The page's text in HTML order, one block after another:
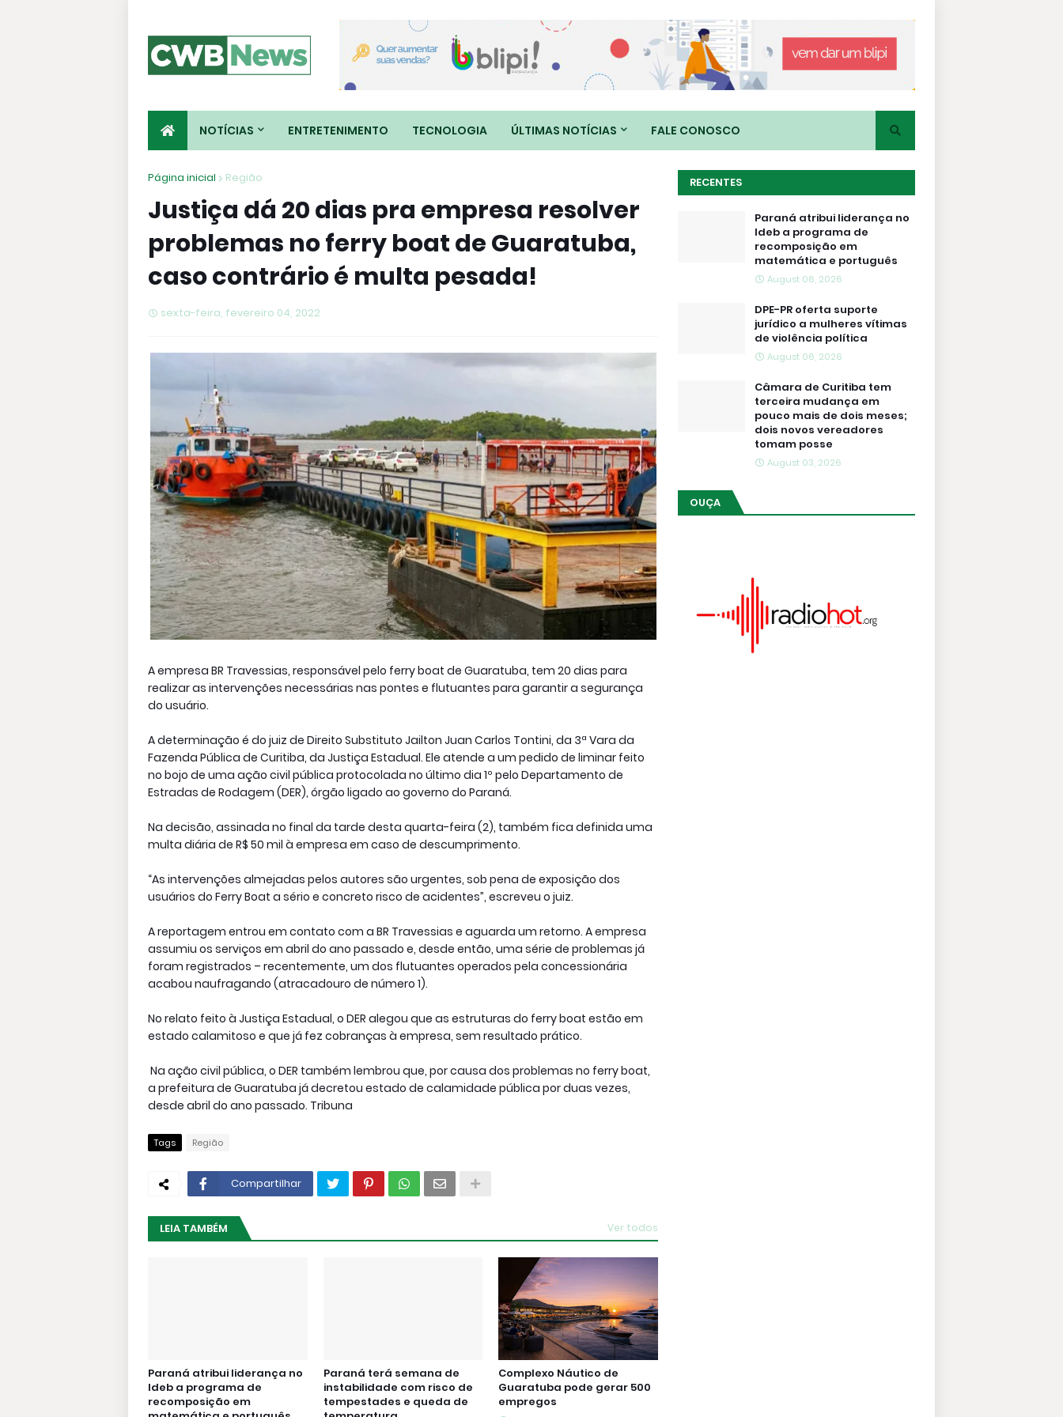
NOTÍCIAS ENTRETENIMENTO TECNOLOGIA ÚLTIMAS NOTÍCIAS FALE CONOSCO
Página inicial Região
Justiça dá 20 dias pra empresa resolver
problemas no ferry boat de Guaratuba,
caso contrário é multa pesada!
sexta-feira, fevereiro 04, 2022
A empresa BR Travessias, responsável pelo ferry boat de Guaratuba, tem 20 dias para
realizar as intervenções necessárias nas pontes e flutuantes para garantir a segurança
do usuário.
A determinação é do juiz de Direito Substituto Jailton Juan Carlos Tontini, da 3ª Vara da
Fazenda Pública de Curitiba, da Justiça Estadual. Ele atende a um pedido de liminar feito
no bojo de uma ação civil pública protocolada no último dia 1º pelo Departamento de
Estradas de Rodagem (DER), órgão ligado ao governo do Paraná.
Na decisão, assinada no final da tarde desta quarta-feira (2), também fica definida uma
multa diária de R$ 50 mil à empresa em caso de descumprimento.
“As intervenções almejadas pelos autores são urgentes, sob pena de exposição dos
usuários do Ferry Boat a sério e concreto risco de acidentes”, escreveu o juiz.
A reportagem entrou em contato com a BR Travessias e aguarda um retorno. A empresa
assumiu os serviços em abril do ano passado e, desde então, uma série de problemas já
foram registrados – recentemente, um dos flutuantes operados pela concessionária
acabou naufragando (atracadouro de número 1).
No relato feito à Justiça Estadual, o DER alegou que as estruturas do ferry boat estão em
estado calamitoso e que já fez cobranças à empresa, sem resultado prático.
Na ação civil pública, o DER também lembrou que, por causa dos problemas no ferry boat,
a prefeitura de Guaratuba já decretou estado de calamidade pública por duas vezes,
desde abril do ano passado. Tribuna
Tags Região
Compartilhar
LEIA TAMBÉM Ver todos
Paraná atribui liderança no
Ideb a programa de
recomposição em
Paraná terá semana de
instabilidade com risco de
tempestades e queda de
Complexo Náutico de
Guaratuba pode gerar 500
empregos
RECENTES
Paraná atribui liderança no
Ideb a programa de
recomposição em
matemática e português
August 06, 2026
DPE-PR oferta suporte
jurídico a mulheres vítimas
de violência política
August 06, 2026
Câmara de Curitiba tem
terceira mudança em
pouco mais de dois meses;
dois novos vereadores
tomam posse
August 03, 2026
OUÇA